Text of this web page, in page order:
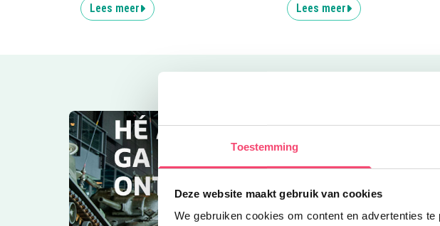
Toestemming
Deze website maakt gebruik van cookies
We gebruiken cookies om content en advertenties
Lees meer Lees meer